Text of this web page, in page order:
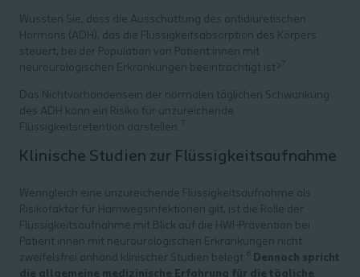
Wussten Sie, dass die Ausschüttung des antidiuretischen
Hormons (ADH), das die Flüssigkeitsabsorption des Körpers
steuert, bei der Population von Patient:innen mit
neurourologischen Erkrankungen beeinträchtigt ist? 7
Das Nichtvorhandensein der normalen täglichen Schwankung
des ADH kann ein Risiko für unzureichende
Flüssigkeitsretention darstellen.
7
Klinische Studien zur Flüssigkeitsaufnahme
Wenngleich eine unzureichende Flüssigkeitsaufnahme als
Risikofaktor für Harnwegsinfektionen gilt, ist die Rolle der
Flüssigkeitsaufnahme mit Blick auf die HWI-Prävention bei
Patient:innen mit neurourologischen Erkrankungen nicht
zweifelsfrei anhand klinischer Studien belegt. 6
Dennoch spricht
die allgemeine medizinische Erfahrung für die tägliche